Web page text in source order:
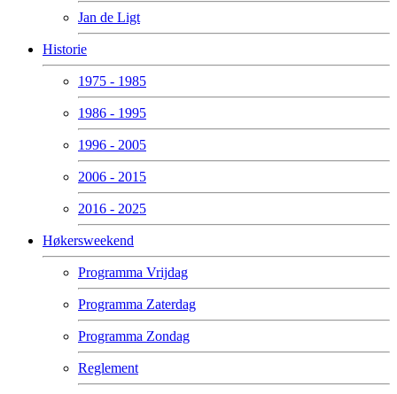
Jan de Ligt
Historie
1975 - 1985
1986 - 1995
1996 - 2005
2006 - 2015
2016 - 2025
Høkersweekend
Programma Vrijdag
Programma Zaterdag
Programma Zondag
Reglement